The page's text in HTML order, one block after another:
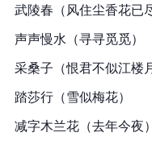
武陵春（风住尘香花已
声声慢水（寻寻觅觅）
采桑子（恨君不似江楼
踏莎行（雪似梅花）
减字木兰花（去年今夜